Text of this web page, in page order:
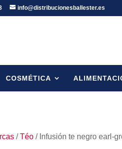
info@distribucionesballester.es
COSMÉTICA
/Téo / Infusión te negro earl-